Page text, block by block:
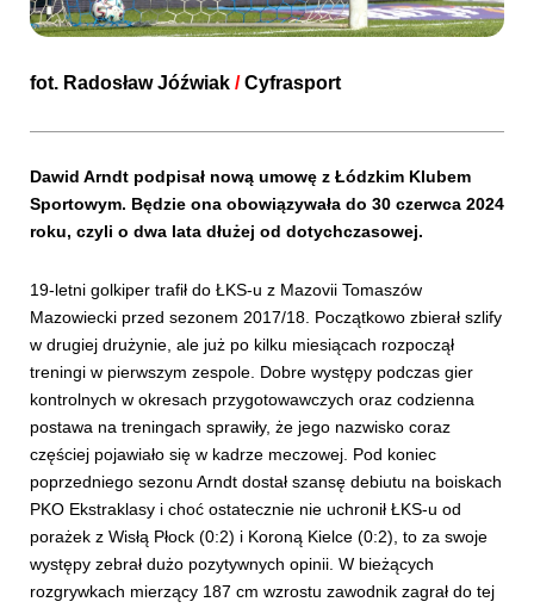
SKLEP KUP BILET
fot. Radosław Jóźwiak /Cyfrasport
Dawid Arndt podpisał nową umowę z Łódzkim Klubem
Sportowym. Będzie ona obowiązywała do 30 czerwca 2024
roku, czyli o dwa lata dłużej od dotychczasowej.
19-letni golkiper trafił do ŁKS-u z Mazovii Tomaszów
Mazowiecki przed sezonem 2017/18. Początkowo zbierał szlify
w drugiej drużynie, ale już po kilku miesiącach rozpoczął
treningi w pierwszym zespole. Dobre występy podczas gier
kontrolnych w okresach przygotowawczych oraz codzienna
postawa na treningach sprawiły, że jego nazwisko coraz
częściej pojawiało się w kadrze meczowej. Pod koniec
poprzedniego sezonu Arndt dostał szansę debiutu na boiskach
PKO Ekstraklasy i choć ostatecznie nie uchronił ŁKS-u od
porażek z Wisłą Płock (0:2) i Koroną Kielce (0:2), to za swoje
występy zebrał dużo pozytywnych opinii. W bieżących
rozgrywkach mierzący 187 cm wzrostu zawodnik zagrał do tej